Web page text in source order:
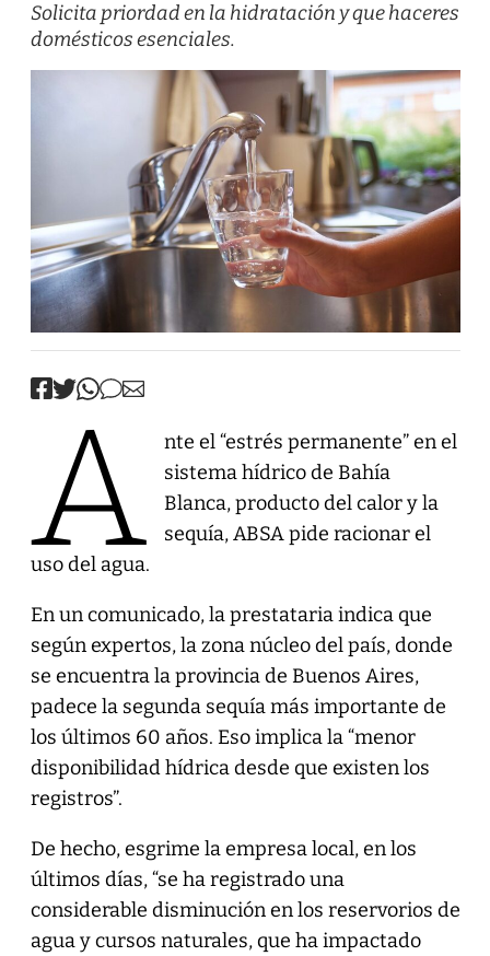
Solicita priordad en la hidratación y que haceres
domésticos esenciales.
A
nte el “estrés permanente” en el
sistema hídrico de Bahía
Blanca, producto del calor y la
sequía, ABSA pide racionar el
uso del agua.
En un comunicado, la prestataria indica que
según expertos, la zona núcleo del país, donde
se encuentra la provincia de Buenos Aires,
padece la segunda sequía más importante de
los últimos 60 años. Eso implica la “menor
disponibilidad hídrica desde que existen los
registros”.
De hecho, esgrime la empresa local, en los
últimos días, “se ha registrado una
considerable disminución en los reservorios de
agua y cursos naturales, que ha impactado